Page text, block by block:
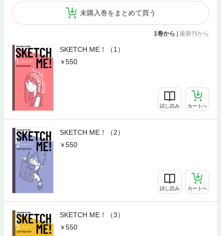
未購入巻をまとめて買う
1巻から | 最新刊から
SKETCH ME！（1）
550
試し読み カートへ
SKETCH ME！（2）
550
試し読み カートへ
SKETCH ME！（3）
550